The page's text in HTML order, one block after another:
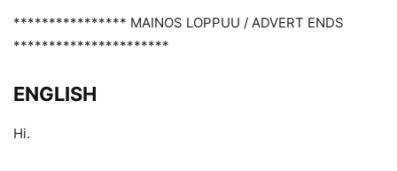
**************** MAINOS LOPPUU / ADVERT ENDS
**********************
ENGLISH
Hi.